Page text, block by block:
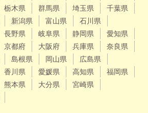
栃木県 群馬県 埼玉県
千葉県
新潟県 富山県
石川県
長野県 岐阜県 静岡県
愛知県
京都府 大阪府 兵庫県
奈良県
島根県 岡山県
広島県
香川県 愛媛県 高知県
福岡県
熊本県 大分県
宮崎県